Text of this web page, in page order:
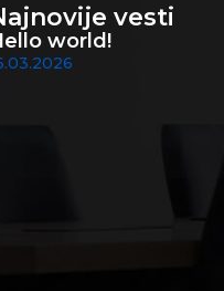
vesti
world!